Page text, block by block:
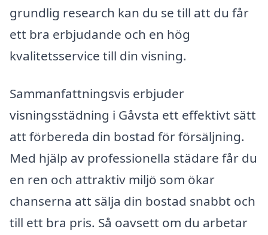
grundlig research kan du se till att du får
ett bra erbjudande och en hög
kvalitetsservice till din visning.
Sammanfattningsvis erbjuder
visningsstädning i Gåvsta ett effektivt sätt
att förbereda din bostad för försäljning.
Med hjälp av professionella städare får du
en ren och attraktiv miljö som ökar
chanserna att sälja din bostad snabbt och
till ett bra pris. Så oavsett om du arbetar